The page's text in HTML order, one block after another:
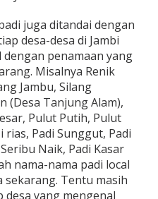
juga ditandai dengan
desa-desa di Jambi
penamaan yang
Misalnya Renik
Jambu, Silang
(Desa Tanjung Alam),
Pulut Putih, Pulut
rias, Padi Sunggut, Padi
Naik, Padi Kasar
nama-nama padi local
Tentu masih
desa yang mengenal